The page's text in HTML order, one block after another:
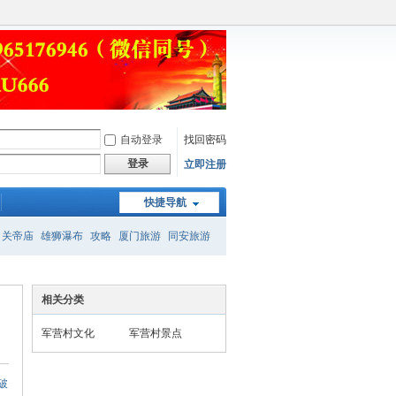
自动登录
找回密码
登录
立即注册
快捷导航
关帝庙 雄狮瀑布 攻略 厦门旅游 同安旅游
相关分类
军营村文化 军营村景点